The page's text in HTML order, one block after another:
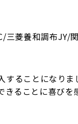
三菱養和調布JY/
することになりま
ることに喜び